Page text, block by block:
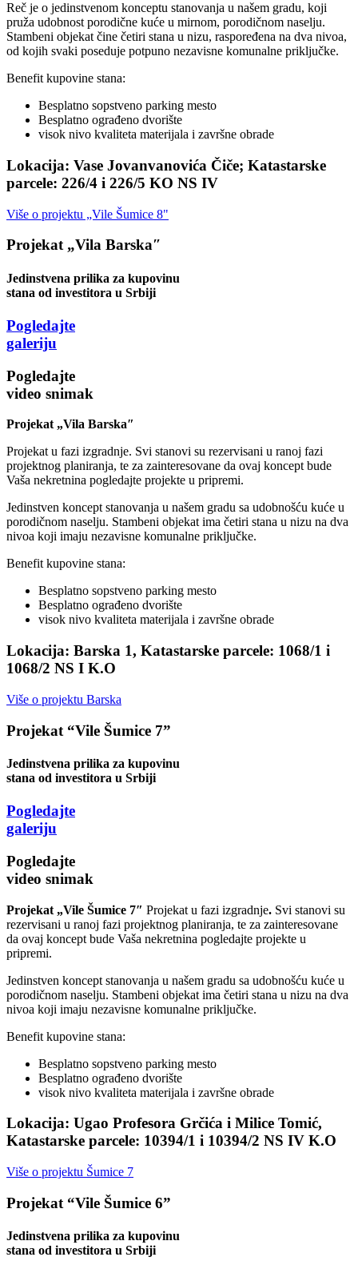
Reč je o jedinstvenom konceptu stanovanja u našem gradu, koji
pruža udobnost porodične kuće u mirnom, porodičnom naselju.
Stambeni objekat čine četiri stana u nizu, raspoređena na dva nivoa,
od kojih svaki poseduje potpuno nezavisne komunalne priključke.
Benefit kupovine stana:
Besplatno sopstveno parking mesto
Besplatno ograđeno dvorište
visok nivo kvaliteta materijala i završne obrade
Lokacija: Vase Jovanvanovića Čiče; Katastarske
parcele: 226/4 i 226/5 KO NS IV
Više o projektu „Vile Šumice 8"
Projekat „Vila Barska″
Jedinstvena prilika za kupovinu
stana od investitora u Srbiji
Pogledajte
galeriju
Pogledajte
video snimak
Projekat „Vila Barska″
Projekat u fazi izgradnje. Svi stanovi su rezervisani u ranoj fazi
projektnog planiranja, te za zainteresovane da ovaj koncept bude
Vaša nekretnina pogledajte projekte u pripremi.
Jedinstven koncept stanovanja u našem gradu sa udobnošću kuće u
porodičnom naselju. Stambeni objekat ima četiri stana u nizu na dva
nivoa koji imaju nezavisne komunalne priključke.
Benefit kupovine stana:
Besplatno sopstveno parking mesto
Besplatno ograđeno dvorište
visok nivo kvaliteta materijala i završne obrade
Lokacija: Barska 1, Katastarske parcele: 1068/1 i
1068/2 NS I K.O
Više o projektu Barska
Projekat “Vile Šumice 7”
Jedinstvena prilika za kupovinu
stana od investitora u Srbiji
Pogledajte
galeriju
Pogledajte
video snimak
Projekat „Vile Šumice 7″ Projekat u fazi izgradnje. Svi stanovi su
rezervisani u ranoj fazi projektnog planiranja, te za zainteresovane
da ovaj koncept bude Vaša nekretnina pogledajte projekte u
pripremi.
Jedinstven koncept stanovanja u našem gradu sa udobnošću kuće u
porodičnom naselju. Stambeni objekat ima četiri stana u nizu na dva
nivoa koji imaju nezavisne komunalne priključke.
Benefit kupovine stana:
Besplatno sopstveno parking mesto
Besplatno ograđeno dvorište
visok nivo kvaliteta materijala i završne obrade
Lokacija: Ugao Profesora Grčića i Milice Tomić,
Katastarske parcele: 10394/1 i 10394/2 NS IV K.O
Više o projektu Šumice 7
Projekat “Vile Šumice 6”
Jedinstvena prilika za kupovinu
stana od investitora u Srbiji